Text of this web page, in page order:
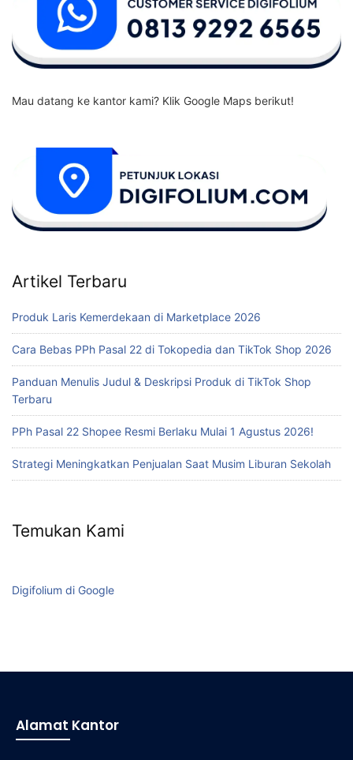
Mau datang ke kantor kami? Klik Google Maps berikut!
Artikel Terbaru
Produk Laris Kemerdekaan di Marketplace 2026
Cara Bebas PPh Pasal 22 di Tokopedia dan TikTok Shop 2026
Panduan Menulis Judul & Deskripsi Produk di TikTok Shop
Terbaru
PPh Pasal 22 Shopee Resmi Berlaku Mulai 1 Agustus 2026!
Strategi Meningkatkan Penjualan Saat Musim Liburan Sekolah
Temukan Kami
Digifolium di Google
Alamat Kantor